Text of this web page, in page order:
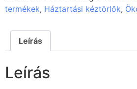
termékek, Háztartási kéztörlők,
Leírás
Leírás